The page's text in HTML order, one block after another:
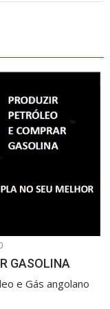
GASOLINA
e Gás angolano